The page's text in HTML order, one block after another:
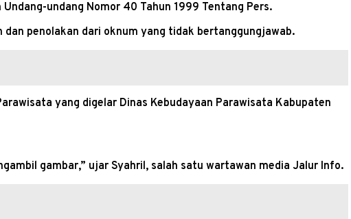
undang Nomor 40 Tahun 1999 Tentang Pers.
penolakan dari oknum yang tidak bertanggungjawab.
yang digelar Dinas Kebudayaan Parawisata Kabupaten
gambar,” ujar Syahril, salah satu wartawan media Jalur Info.